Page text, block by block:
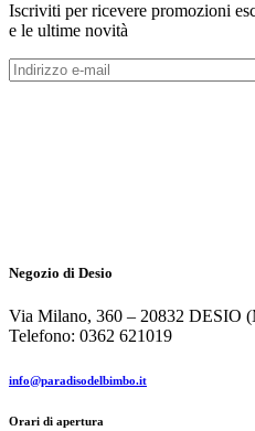
Iscriviti per ricevere promozioni
e le ultime novità
Negozio di Desio
Via Milano, 360 – 20832 DESIO
Telefono: 0362 621019
info@paradisodelbimbo.it
Orari di apertura